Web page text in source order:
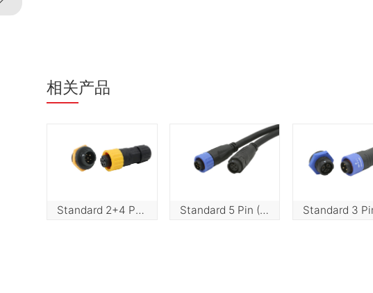
相关产品
Standard 2+4 Pin (10A+2A) Push Lock Standard 5 Pin (5A) Push Lock